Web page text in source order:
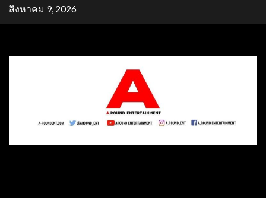
Skipสิงหาคม 9, 2026